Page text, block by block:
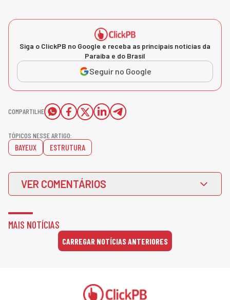
Siga o ClickPB no Google e receba as principais notícias da
Paraíba e do Brasil
Seguir no Google
COMPARTILHE
TÓPICOS NESSE ARTIGO:
BAYEUX ESTRUTURA
VER COMENTÁRIOS
MAIS NOTÍCIAS
CARREGAR NOTÍCIAS ANTERIORES